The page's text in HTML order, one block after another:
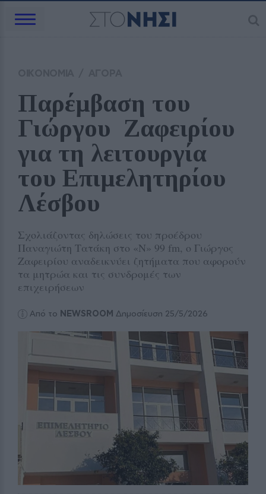
Παρέμβαση του
Γιώργου  Ζαφειρίου
για τη λειτουργία
του Επιμελητηρίου
Λέσβου
Σχολιάζοντας δηλώσεις του προέδρου
Παναγιώτη Τατάκη στο «Ν» 99 fm, ο Γιώργος
Ζαφειρίου αναδεικνύει ζητήματα που αφορούν
τα μητρώα και τις συνδρομές των
επιχειρήσεων
Από το NEWSROOM Δημοσίευση 25/5/2026